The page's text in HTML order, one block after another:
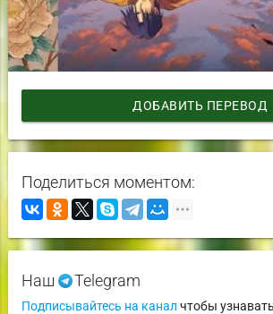
ДОБАВИТЬ ПЕРЕВОД
Поделиться моментом:
Наш Telegram
Подписывайтесь на канал чтобы